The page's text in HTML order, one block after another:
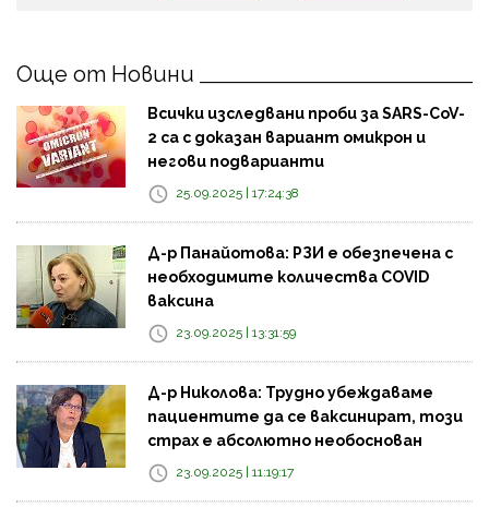
Още от Новини
Всички изследвани проби за SARS-CoV-
2 са с доказан вариант омикрон и
негови подварианти
25.09.2025 | 17:24:38
Д-р Панайотова: РЗИ е обезпечена с
необходимите количества COVID
ваксина
23.09.2025 | 13:31:59
Д-р Николова: Трудно убеждаваме
пациентите да се ваксинират, този
страх е абсолютно необоснован
23.09.2025 | 11:19:17